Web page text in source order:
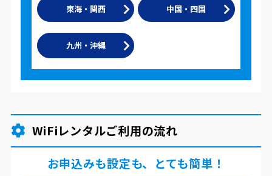
東海・関西 中国・四国
九州・沖縄
WiFiレンタルご利用の流れ
お申込みも設定も、とても簡単！